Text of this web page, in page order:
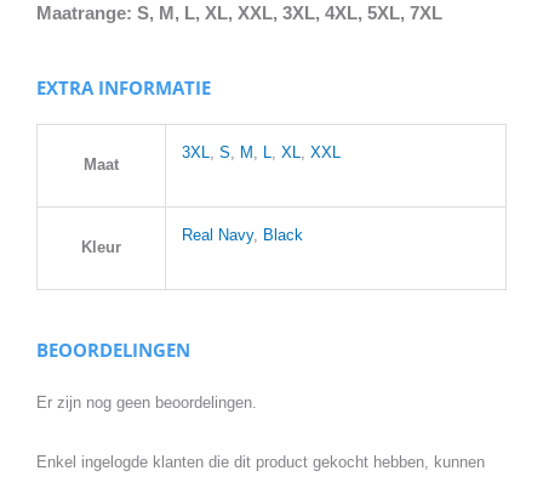
Maatrange: S, M, L, XL, XXL, 3XL, 4XL, 5XL, 7XL
EXTRA INFORMATIE
Maat
3XL S M XL XXL
Kleur
Real Navy, Black
BEOORDELINGEN
Er zijn nog geen beoordelingen.
Enkel ingelogde klanten die dit product gekocht hebben, kunnen